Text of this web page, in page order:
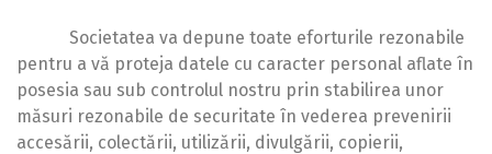
Societatea va depune toate eforturile rezonabile
pentru a vă proteja datele cu caracter personal aflate în
posesia sau sub controlul nostru prin stabilirea unor
măsuri rezonabile de securitate în vederea prevenirii
accesării, colectării, utilizării, divulgării, copierii,